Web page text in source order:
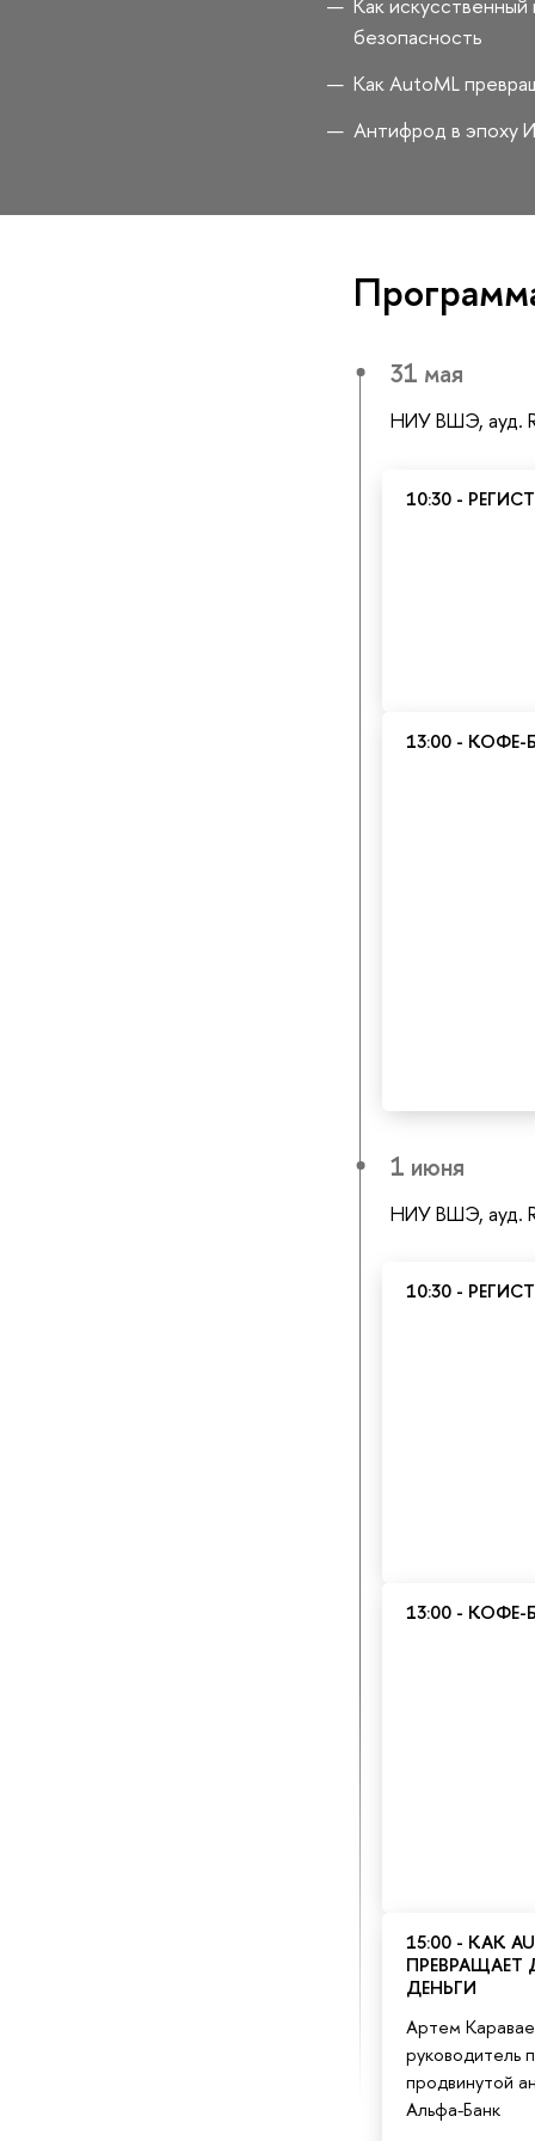
Как
безопасность
Как AutoML
Антифрод в эпоху
31 мая
НИУ ВШЭ, ауд.
10:30 -
13:00 - КОФЕ-
1 июня
НИУ ВШЭ, ауд.
10:30 -
13:00 - КОФЕ-
15:00 - КАК
ПРЕВРАЩАЕТ
ДЕНЬГИ
Артем
руководитель
продвинутой
Альфа-Банк